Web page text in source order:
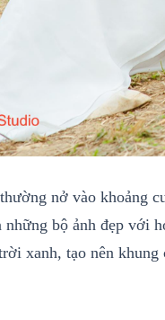
nở vào khoảng
những bộ ảnh đẹp với
xanh, tạo nên khung